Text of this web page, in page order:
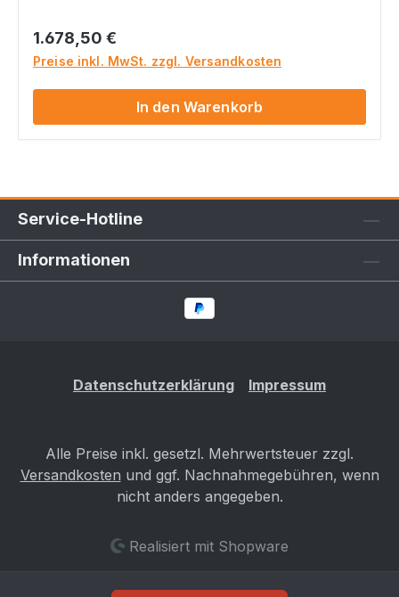
Regulärer Preis:
1.678,50 €
Preise inkl. MwSt. zzgl. Versandkosten
In den Warenkorb
Service-Hotline
Informationen
Datenschutzerklärung Impressum
Alle Preise inkl. gesetzl. Mehrwertsteuer zzgl.
Versandkosten und ggf. Nachnahmegebühren, wenn
nicht anders angegeben.
Realisiert mit Shopware